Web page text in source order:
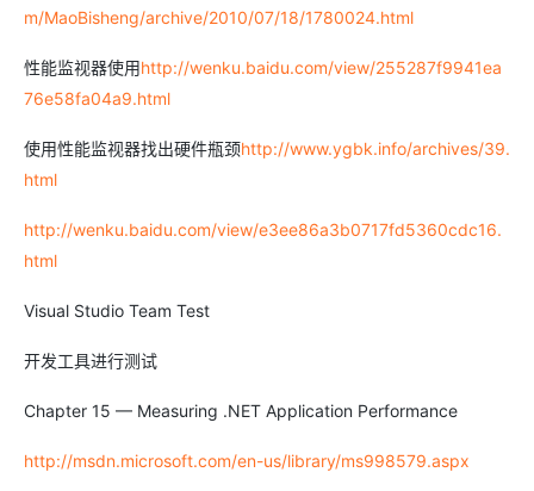
m/MaoBisheng/archive/2010/07/18/1780024.html
性能监视器使用http://wenku.baidu.com/view/255287f9941ea
76e58fa04a9.html
使用性能监视器找出硬件瓶颈http://www.ygbk.info/archives/39.
html
http://wenku.baidu.com/view/e3ee86a3b0717fd5360cdc16.
html
Visual Studio Team Test
开发工具进行测试
Chapter 15 — Measuring .NET Application Performance
http://msdn.microsoft.com/en-us/library/ms998579.aspx